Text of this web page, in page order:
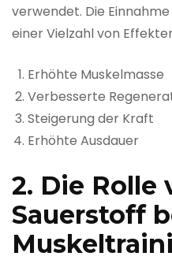
verwendet. Die
einer Vielzahl von
Erhöhte Muskelmasse
Verbesserte
Steigerung der Kraft
Erhöhte Ausdauer
2. Die Rolle
Sauerstoff